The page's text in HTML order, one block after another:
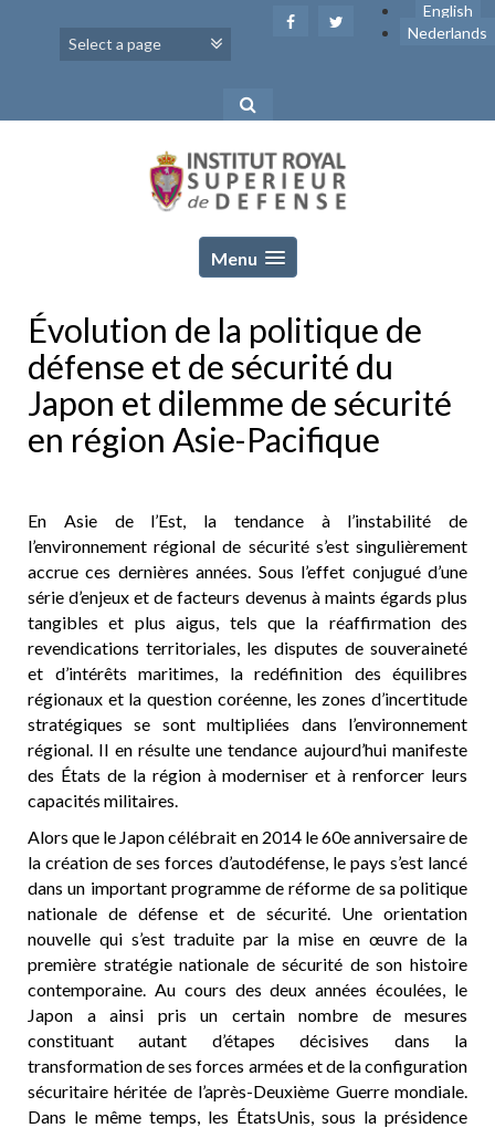
English
Nederlands
Menu
Évolution de la politique de
défense et de sécurité du
Japon et dilemme de sécurité
en région Asie-Pacifique
En Asie de l’Est, la tendance à l’instabilité de
l’environnement régional de sécurité s’est singulièrement
accrue ces dernières années. Sous l’effet conjugué d’une
série d’enjeux et de facteurs devenus à maints égards plus
tangibles et plus aigus, tels que la réaffirmation des
revendications territoriales, les disputes de souveraineté
et d’intérêts maritimes, la redéfinition des équilibres
régionaux et la question coréenne, les zones d’incertitude
stratégiques se sont multipliées dans l’environnement
régional. Il en résulte une tendance aujourd’hui manifeste
des États de la région à moderniser et à renforcer leurs
capacités militaires.
Alors que le Japon célébrait en 2014 le 60e anniversaire de
la création de ses forces d’autodéfense, le pays s’est lancé
dans un important programme de réforme de sa politique
nationale de défense et de sécurité. Une orientation
nouvelle qui s’est traduite par la mise en œuvre de la
première stratégie nationale de sécurité de son histoire
contemporaine. Au cours des deux années écoulées, le
Japon a ainsi pris un certain nombre de mesures
constituant autant d’étapes décisives dans la
transformation de ses forces armées et de la configuration
sécuritaire héritée de l’après-Deuxième Guerre mondiale.
Dans le même temps, les ÉtatsUnis, sous la présidence